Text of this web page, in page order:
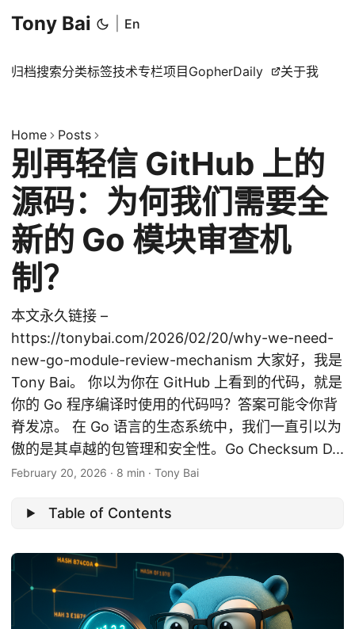
Tony Bai En
归档搜索分类标签技术专栏项目 GopherDaily 关于我
Home Posts
别再轻信 GitHub 上的
源码：为何我们需要全
新的 Go 模块审查机
制？
本文永久链接 –
https://tonybai.com/2026/02/20/why-we-need-
new-go-module-review-mechanism 大家好，我是
Tony Bai。 你以为你在 GitHub 上看到的代码，就是
你的 Go 程序编译时使用的代码吗？答案可能令你背
脊发凉。 在 Go 语言的生态系统中，我们一直引以为
傲的是其卓越的包管理和安全性。Go Checksum D...
February 20, 2026 · 8 min · Tony Bai
Table of Contents